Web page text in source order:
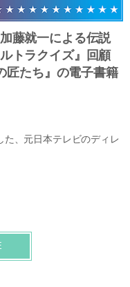
藤就一による伝説
トラクイズ』回顧
匠たち』の電子書籍
た、元日本テレビのディレ